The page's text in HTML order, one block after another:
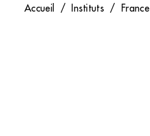
Accueil / Instituts / France